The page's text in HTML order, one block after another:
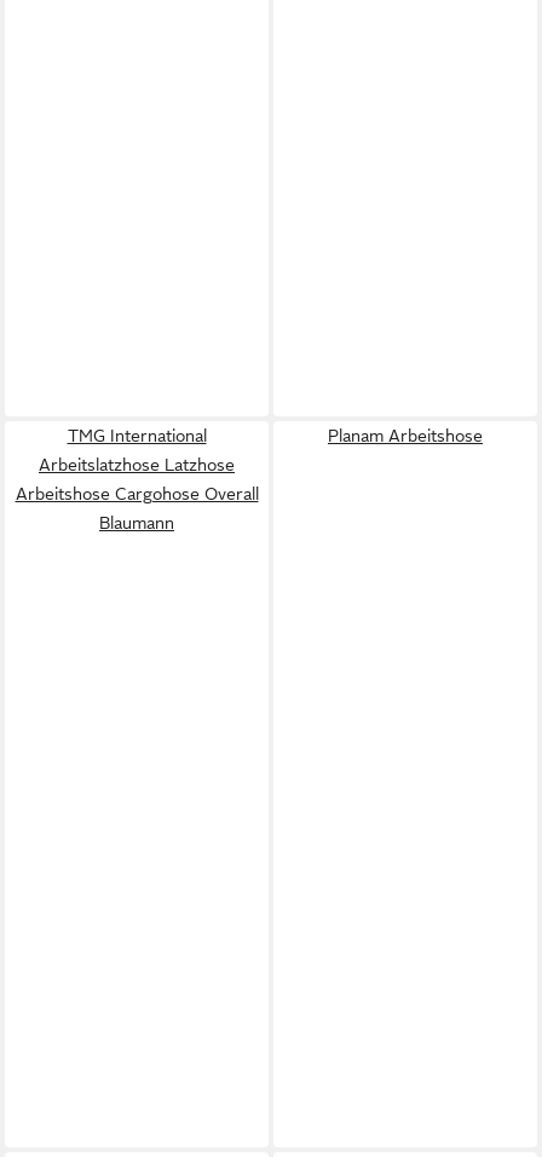
TMG International
Arbeitslatzhose Latzhose
Arbeitshose Cargohose Overall
Blaumann
Planam Arbeitshose